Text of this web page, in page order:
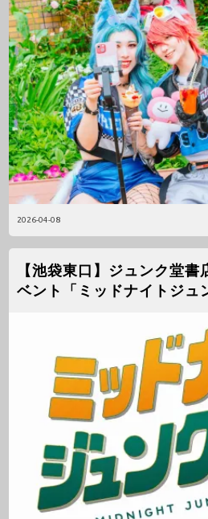
2026-04-08
【池袋東口】ジュンク堂書
ベント「ミッドナイトジュ